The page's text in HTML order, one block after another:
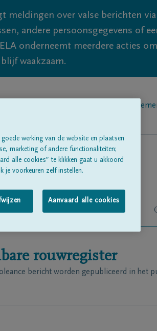
meldingen over valse berichten
andere persoonsgegevens of
onderneemt meerdere acties
waakzaam.
rouwregister
bericht worden gepubliceerd in het
werking van de website en plaatsen
marketing of andere functionaliteiten;
alle cookies” te klikken gaat u akkoord
je voorkeuren zelf instellen.
Aanvaard alle cookies